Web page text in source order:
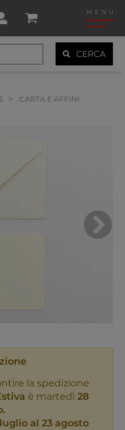
MENU
CERCA
CARTA E AFFINI
la spedizione
è martedì 28
al 23 agosto